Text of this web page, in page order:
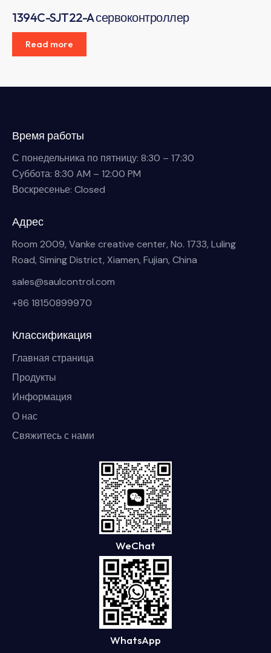
1394C-SJT22-A сервоконтроллер
Read more
Время работы
С понедельника по пятницу: 8:30 – 17:30
Суббота: 8:30 AM – 12:00 PM
Воскресенье: Closed
Адрес
Room 2009, Vanke creative center, No. 1733, Luling
Road, Siming District, Xiamen, Fujian, China
sales@saulcontrol.com
+86 18150899970
Классификация
Главная страница
Продукты
Информация
О нас
Свяжитесь с нами
WeChat
WhatsApp